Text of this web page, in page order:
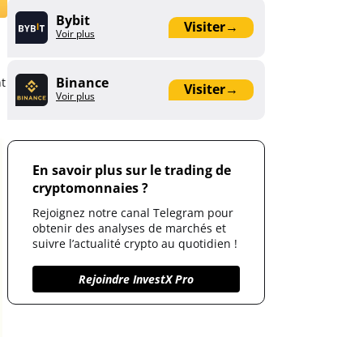
Bybit Visiter→
Voir plus
Binance Visiter→
Voir plus
En savoir plus sur le trading de
cryptomonnaies ?
Rejoignez notre canal Telegram pour
obtenir des analyses de marchés et
suivre l’actualité crypto au quotidien !
Rejoindre InvestX Pro